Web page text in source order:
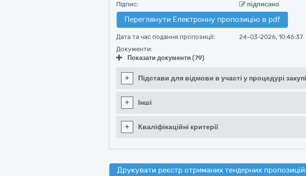
Підпис:
підписано
Переглянути Електронну пропозицію в pdf
Дата та час подання пропозиції:
24-03-2026, 10:46:37
Документи:
Показати документи (79)
+ Підстави для відмови в участі у процедурі
+ Інші
+ Кваліфікаційні критерії
Друкувати реєстр отриманих тендерних пропозицій